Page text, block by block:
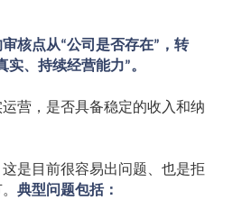
核点从“公司是否存在” ，转
实、持续经营能力”。
营，是否具备稳定的收入和纳
是目前很容易出问题、也是拒
典型问题包括：